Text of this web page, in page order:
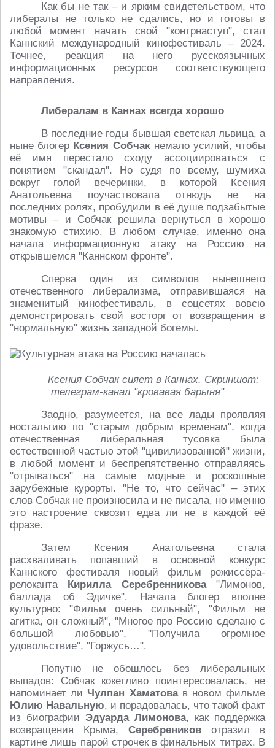
Как бы не так – и ярким свидетельством, что
либералы не только не сдались, но и готовы в
любой момент начать свой "контрнаступ", стал
Каннский международный кинофестиваль – 2024.
Точнее, реакция на него русскоязычных
информационных ресурсов соответствующего
направления.
Либералам в Каннах всегда хорошо
В последние годы бывшая светская львица, а
ныне блогер Ксения Собчакнемало усилий, чтобы
её имя перестало сходу ассоциироваться с
понятием "скандал". Но судя по всему, шумиха
вокруг голой вечеринки, в которой Ксения
Анатольевна поучаствовала отнюдь не на
последних ролях, пробудили в её душе подзабытые
мотивы – и Собчак решила вернуться в хорошо
знакомую стихию. В любом случае, именно она
начала информационную атаку на Россию на
открывшемся "Каннском фронте".
Сперва один из символов нынешнего
отечественного либерализма, отправившаяся на
знаменитый кинофестиваль, в соцсетях вовсю
демонстрировать свой восторг от возвращения в
"нормальную" жизнь западной богемы.
Ксения Собчак сияет в Каннах. Скриншот:
телеграм-канал "кровавая барыня"
Заодно, разумеется, на все лады проявляя
ностальгию по "старым добрым временам", когда
отечественная либеральная тусовка была
естественной частью этой "цивилизованной" жизни,
в любой момент и беспрепятственно отправляясь
"отрываться" на самые модные и роскошные
зарубежные курорты. "Не то, что сейчас" – этих
слов Собчак не произносила и не писала, но именно
это настроение сквозит едва ли не в каждой её
фразе.
Затем Ксения Анатольевна стала
расхваливать попавший в основной конкурс
Каннского фестиваля новый фильм режиссёра-
релоканта Кирилла Серебренникова"Лимонов,
баллада об Эдичке". Начала блогер вполне
культурно: "Фильм очень сильный", "Фильм не
агитка, он сложный", "Многое про Россию сделано с
большой любовью", "Получила огромное
удовольствие", "Горжусь…".
Попутно не обошлось без либеральных
выпадов: Собчак кокетливо поинтересовалась, не
напоминает ли Чулпан Хаматовав новом фильме
Юлию Навальную, и порадовалась, что такой факт
из биографии Эдуарда Лимонова, как поддержка
возвращения Крыма, Серебреников отразил в
картине лишь парой строчек в финальных титрах. В